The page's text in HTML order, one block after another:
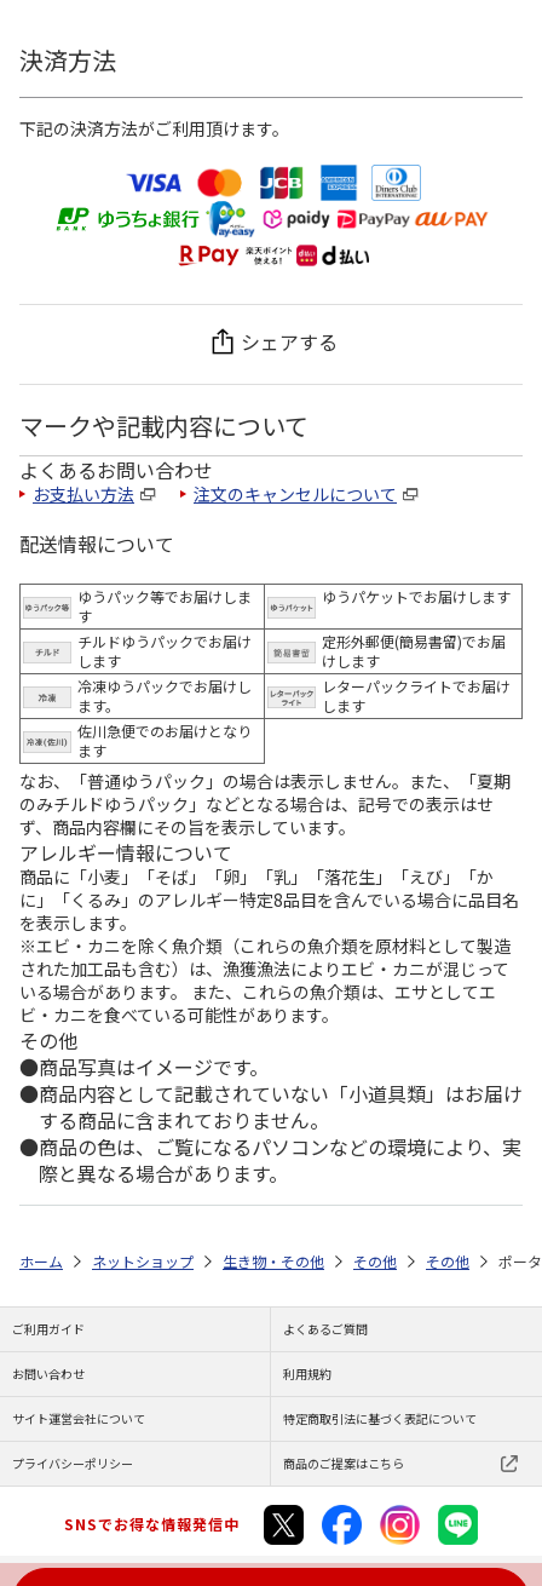
決済方法
下記の決済方法がご利用頂けます。
シェアする
マークや記載内容について
よくあるお問い合わせ
お支払い方法 注文のキャンセルについて
配送情報について
ゆうパック等でお届けしま
す
ゆうパケットでお届けします
チルドゆうパックでお届け
します
定形外郵便(簡易書留)でお届
けします
冷凍ゆうパックでお届けし
ます。
レターパックライトでお届け
します
佐川急便でのお届けとなり
ます
なお、「普通ゆうパック」の場合は表示しません。また、「夏期
のみチルドゆうパック」などとなる場合は、記号での表示はせ
ず、商品内容欄にその旨を表示しています。
アレルギー情報について
商品に「小麦」「そば」「卵」「乳」「落花生」「えび」「か
に」「くるみ」のアレルギー特定8品目を含んでいる場合に品目名
を表示します。
※エビ・カニを除く魚介類（これらの魚介類を原材料として製造
された加工品も含む）は、漁獲漁法によりエビ・カニが混じって
いる場合があります。 また、これらの魚介類は、エサとしてエ
ビ・カニを食べている可能性があります。
その他
商品写真はイメージです。
商品内容として記載されていない「小道具類」はお届け
する商品に含まれておりません。
商品の色は、ご覧になるパソコンなどの環境により、実
際と異なる場合があります。
ホーム ネットショップ 生き物・その他 その他 その他 ポー
ご利用ガイド よくあるご質問
お問い合わせ 利用規約
サイト運営会社について 特定商取引法に基づく表記について
プライバシーポリシー 商品のご提案はこちら
SNSでお得な情報発信中